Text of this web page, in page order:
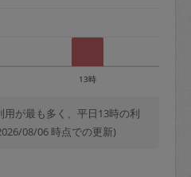
13時
が最も多く、平日13時の利
08/06 時点での更新)